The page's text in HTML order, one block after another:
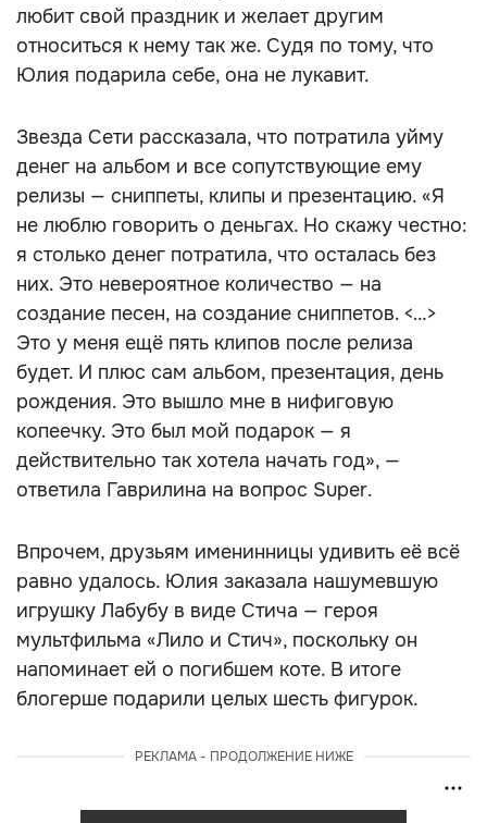
любит свой праздник и желает другим
относиться к нему так же. Судя по тому, что
Юлия подарила себе, она не лукавит.
Звезда Сети рассказала, что потратила уйму
денег на альбом и все сопутствующие ему
релизы — сниппеты, клипы и презентацию. «Я
не люблю говорить о деньгах. Но скажу честно:
я столько денег потратила, что осталась без
них. Это невероятное количество — на
создание песен, на создание сниппетов. <…>
Это у меня ещё пять клипов после релиза
будет. И плюс сам альбом, презентация, день
рождения. Это вышло мне в нифиговую
копеечку. Это был мой подарок — я
действительно так хотела начать год», —
ответила Гаврилина на вопрос Super.
Впрочем, друзьям именинницы удивить её всё
равно удалось. Юлия заказала нашумевшую
игрушку Лабубу в виде Стича — героя
мультфильма «Лило и Стич», поскольку он
напоминает ей о погибшем коте. В итоге
блогерше подарили целых шесть фигурок.
РЕКЛАМА - ПРОДОЛЖЕНИЕ НИЖЕ